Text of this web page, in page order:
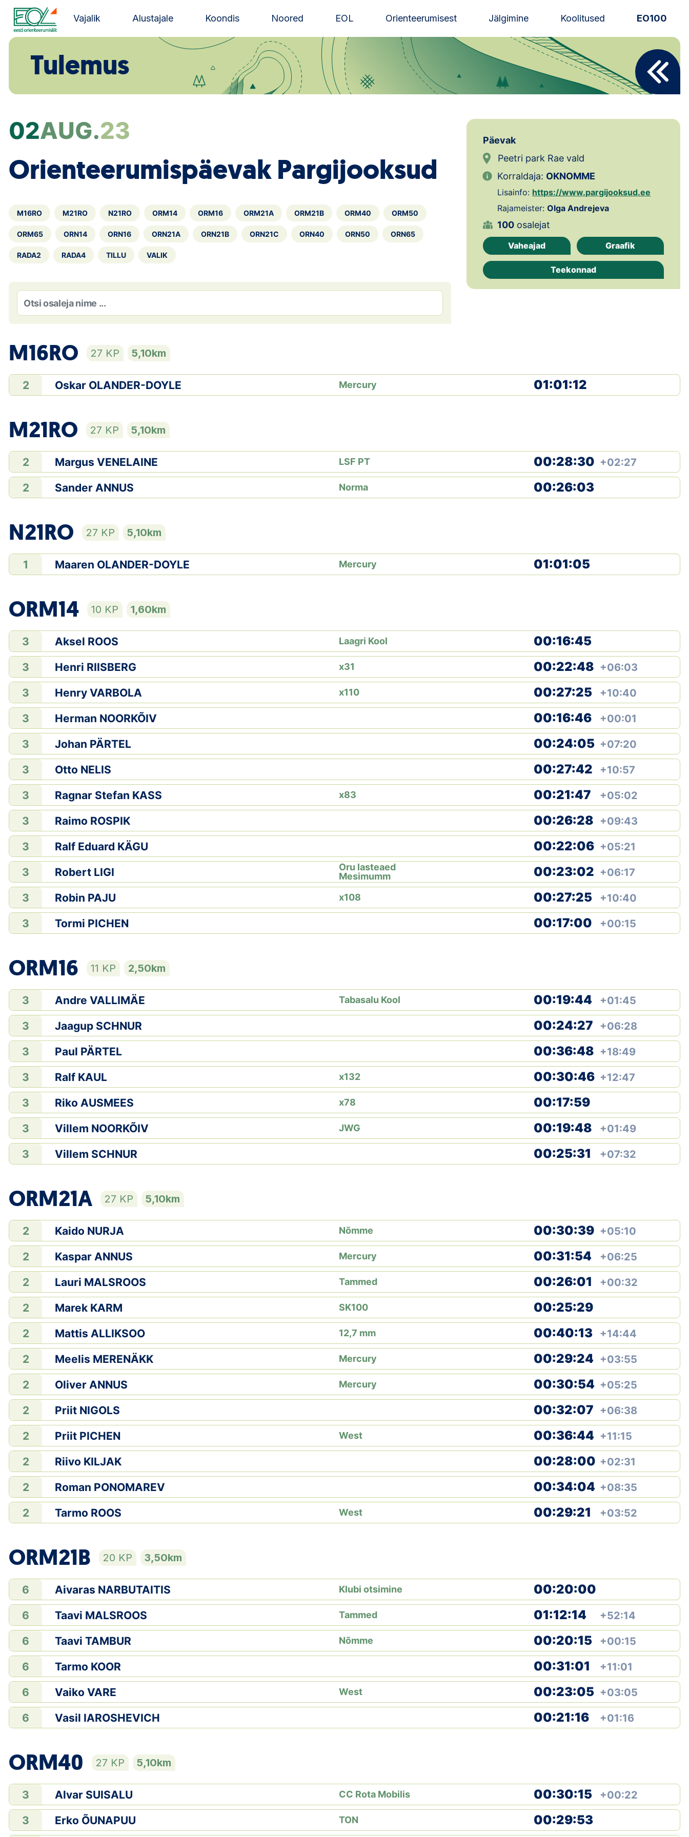
Liigu
juurde
Estonian Orienteering Federation
Vajalik Alustajale Koondis Noored EOL Orienteerumisest Jälgimine Koolitused EO100
Uudised
Alustajale
Toetamine
Telli litsents!
Noored
Loha
Kontakt
EOL
Dokumendid
Klubid
Ajalugu
Koolitused
Tulemus
02AUG.23
Orienteerumispäevak Pargijooksud
M16RO M21RO N21RO ORM14 ORM16 ORM21A ORM21B ORM40 ORM50
ORM65 ORN14 ORN16 ORN21A ORN21B ORN21C ORN40 ORN50 ORN65
RADA2 RADA4 TILLU VALIK
Päevak
Peetri park Rae vald
Korraldaja: OKNOMME
Lisainfo: https://www.pargijooksud.ee
Rajameister:Olga Andrejeva
100 osalejat
Vaheajad Graafik
Teekonnad
M16RO 27 KP 5,10km
2 Oskar OLANDER-DOYLE Mercury 01:01:12
M21RO 27 KP 5,10km
2 Margus VENELAINE LSF PT 00:28:30 +02:27
2 Sander ANNUS Norma 00:26:03
N21RO 27 KP 5,10km
1 Maaren OLANDER-DOYLE Mercury 01:01:05
ORM14 10 KP 1,60km
3 Aksel ROOS Laagri Kool 00:16:45
3 Henri RIISBERG x31 00:22:48 +06:03
3 Henry VARBOLA x110 00:27:25 +10:40
3 Herman NOORKÕIV 00:16:46 +00:01
3 Johan PÄRTEL 00:24:05 +07:20
3 Otto NELIS 00:27:42 +10:57
3 Ragnar Stefan KASS x83 00:21:47 +05:02
3 Raimo ROSPIK 00:26:28 +09:43
3 Ralf Eduard KÄGU 00:22:06 +05:21
3 Robert LIGI
Oru lasteaed
Mesimumm
00:23:02 +06:17
3 Robin PAJU x108 00:27:25 +10:40
3 Tormi PICHEN 00:17:00 +00:15
ORM16 11 KP 2,50km
3 Andre VALLIMÄE Tabasalu Kool 00:19:44 +01:45
3 Jaagup SCHNUR 00:24:27 +06:28
3 Paul PÄRTEL 00:36:48 +18:49
3 Ralf KAUL x132 00:30:46 +12:47
3 Riko AUSMEES x78 00:17:59
3 Villem NOORKÕIV JWG 00:19:48 +01:49
3 Villem SCHNUR 00:25:31 +07:32
ORM21A 27 KP 5,10km
2 Kaido NURJA Nõmme 00:30:39 +05:10
2 Kaspar ANNUS Mercury 00:31:54 +06:25
2 Lauri MALSROOS Tammed 00:26:01 +00:32
2 Marek KARM SK100 00:25:29
2 Mattis ALLIKSOO 12,7 mm 00:40:13 +14:44
2 Meelis MERENÄKK Mercury 00:29:24 +03:55
2 Oliver ANNUS Mercury 00:30:54 +05:25
2 Priit NIGOLS 00:32:07 +06:38
2 Priit PICHEN West 00:36:44 +11:15
2 Riivo KILJAK 00:28:00 +02:31
2 Roman PONOMAREV 00:34:04 +08:35
2 Tarmo ROOS West 00:29:21 +03:52
ORM21B 20 KP 3,50km
6 Aivaras NARBUTAITIS Klubi otsimine 00:20:00
6 Taavi MALSROOS Tammed 01:12:14 +52:14
6 Taavi TAMBUR Nõmme 00:20:15 +00:15
6 Tarmo KOOR 00:31:01 +11:01
6 Vaiko VARE West 00:23:05 +03:05
6 Vasil IAROSHEVICH 00:21:16 +01:16
ORM40 27 KP 5,10km
3 Alvar SUISALU CC Rota Mobilis 00:30:15 +00:22
3 Erko ÕUNAPUU TON 00:29:53